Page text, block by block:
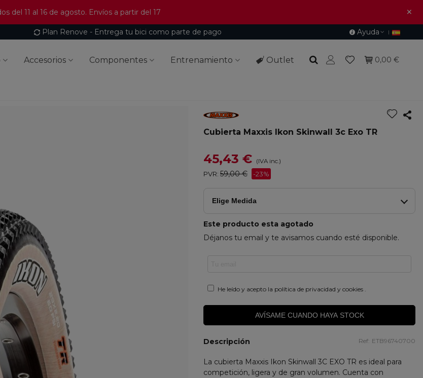
del 11 al 16 de agosto. Envíos a partir del 17 ×
Plan Renove - Entrega tu bici como parte de pago Ayuda
Accesorios Componentes Entrenamiento Outlet 0,00 €
Cubierta Maxxis Ikon Skinwall 3c Exo TR
45,43 € (IVA inc.)
PVR: 59,00 € -23%
Elige Medida
Este producto esta agotado
Déjanos tu email y te avisamos cuando esté disponible.
He leído y acepto la política de privacidad y cookies .
AVÍSAME CUANDO HAYA STOCK
Descripción Ref: ETB96740700
La cubierta Maxxis Ikon Skinwall 3C EXO TR es ideal para
competición, ligera y de gran volumen. Cuenta con